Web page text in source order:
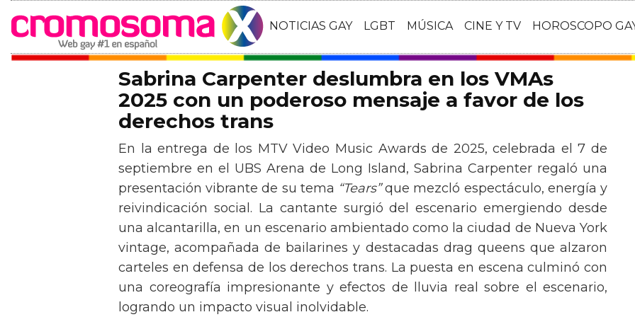
NOTICIAS GAY LGBT MÚSICA CINE Y TV HOROSCOPO
Sabrina Carpenter deslumbra en los VMAs
2025 con un poderoso mensaje a favor de los
derechos trans
En la entrega de los MTV Video Music Awards de 2025, celebrada el 7 de
septiembre en el UBS Arena de Long Island, Sabrina Carpenter regaló una
presentación vibrante de su tema “Tears”que mezcló espectáculo, energía y
reivindicación social. La cantante surgió del escenario emergiendo desde
una alcantarilla, en un escenario ambientado como la ciudad de Nueva York
vintage, acompañada de bailarines y destacadas drag queens que alzaron
carteles en defensa de los derechos trans. La puesta en escena culminó con
una coreografía impresionante y efectos de lluvia real sobre el escenario,
logrando un impacto visual inolvidable.